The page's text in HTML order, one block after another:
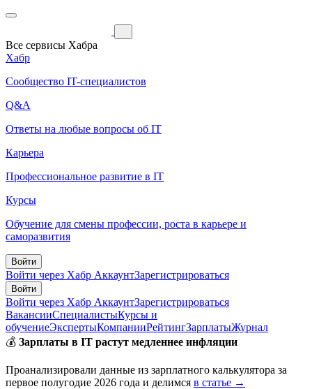
Все сервисы Хабра
Хабр
Сообщество IT-специалистов
Q&A
Ответы на любые вопросы об IT
Карьера
Профессиональное развитие в IT
Курсы
Обучение для смены профессии, роста в карьере и
саморазвития
Войти
Войти через Хабр АккаунтЗарегистрироваться
Войти
Войти через Хабр АккаунтЗарегистрироваться
ВакансииСпециалистыКурсы и
обучениеЭкспертыКомпанииРейтингЗарплатыЖурнал
💰 Зарплаты в IT растут медленнее инфляции
Проанализировали данные из зарплатного калькулятора за
первое полугодие 2026 года и делимся в статье →